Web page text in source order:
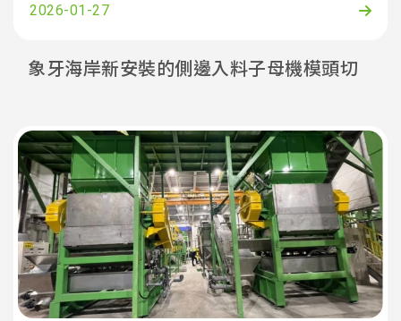
2026-01-27
象牙海岸新安裝的側邊入料子母機模頭切